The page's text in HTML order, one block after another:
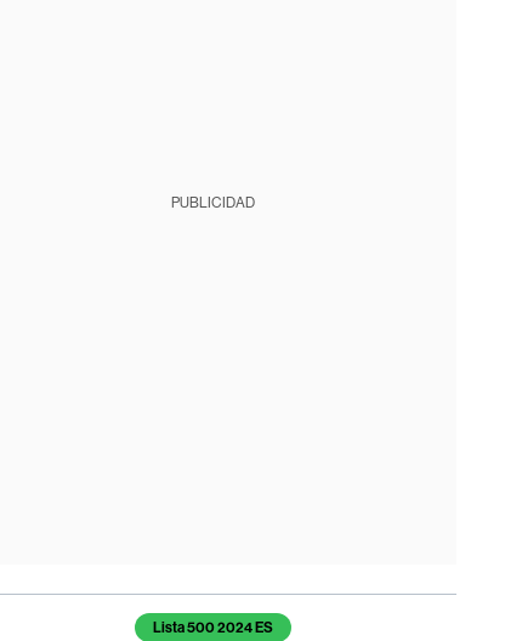
PUBLICIDAD
Temas de este artículoLista 500 2024 ES